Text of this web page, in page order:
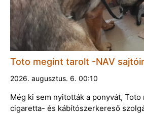
Toto megint tarolt -NAV
2026. augusztus. 6. 00:10
Még ki sem nyitották a ponyvát, Toto
cigaretta- és kábítószerkereső